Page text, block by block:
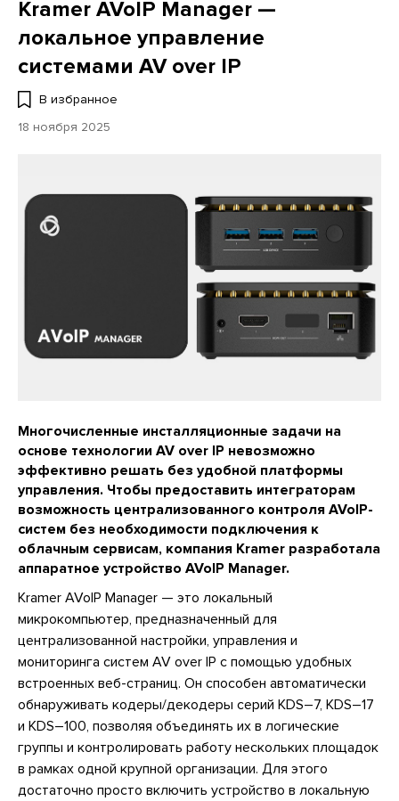
Kramer AVoIP Manager —
локальное управление
системами AV over IP
В избранное
18 ноября 2025
Многочисленные инсталляционные задачи на
основе технологии AV over IP невозможно
эффективно решать без удобной платформы
управления. Чтобы предоставить интеграторам
возможность централизованного контроля AVoIP-
систем без необходимости подключения к
облачным сервисам, компания Kramer разработала
аппаратное устройство AVoIP Manager.
Kramer AVoIP Manager — это локальный
микрокомпьютер, предназначенный для
централизованной настройки, управления и
мониторинга систем AV over IP с помощью удобных
встроенных веб-cтраниц. Он способен автоматически
обнаруживать кодеры/декодеры серий KDS–7, KDS–17
и KDS–100, позволяя объединять их в логические
группы и контролировать работу нескольких площадок
в рамках одной крупной организации. Для этого
достаточно просто включить устройство в локальную